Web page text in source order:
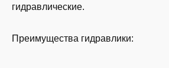
гидравлические.
Преимущества гидравлики: